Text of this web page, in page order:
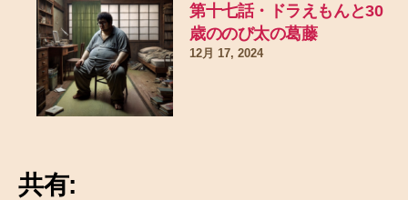
第十七話・ドラえもんと30
歳ののび太の葛藤
12月 17, 2024
共有: